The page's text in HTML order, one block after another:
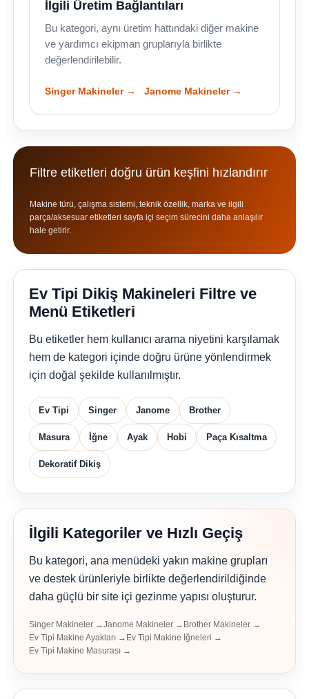
İlgili Üretim Bağlantıları
Bu kategori, aynı üretim hattındaki diğer makine
ve yardımcı ekipman gruplarıyla birlikte
değerlendirilebilir.
Singer Makineler → Janome Makineler →
Filtre etiketleri doğru ürün keşfini hızlandırır
Makine türü, çalışma sistemi, teknik özellik, marka ve ilgili
parça/aksesuar etiketleri sayfa içi seçim sürecini daha anlaşılır
hale getirir.
Ev Tipi Dikiş Makineleri Filtre ve
Menü Etiketleri
Bu etiketler hem kullanıcı arama niyetini karşılamak
hem de kategori içinde doğru ürüne yönlendirmek
için doğal şekilde kullanılmıştır.
Ev Tipi Singer Janome Brother
Masura İğne Ayak Hobi Paça Kısaltma
Dekoratif Dikiş
İlgili Kategoriler ve Hızlı Geçiş
Bu kategori, ana menüdeki yakın makine grupları
ve destek ürünleriyle birlikte değerlendirildiğinde
daha güçlü bir site içi gezinme yapısı oluşturur.
Singer Makineler →Janome Makineler → Brother Makineler →
Ev Tipi Makine Ayakları → Ev Tipi Makine İğneleri →
Ev Tipi Makine Masurası →